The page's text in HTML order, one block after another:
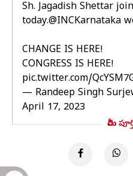
Sh. Jagadish Shettar
today.@INCKarnataka
CHANGE IS HERE!
CONGRESS IS HERE!
pic.twitter.com/
— Randeep Singh
April 17, 2023
మీరు